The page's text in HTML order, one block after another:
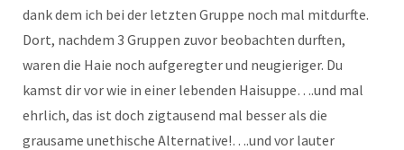
dank dem ich bei der letzten Gruppe noch mal mitdurfte.
Dort, nachdem 3 Gruppen zuvor beobachten durften,
waren die Haie noch aufgeregter und neugieriger. Du
kamst dir vor wie in einer lebenden Haisuppe….und mal
ehrlich, das ist doch zigtausend mal besser als die
grausame unethische Alternative!….und vor lauter